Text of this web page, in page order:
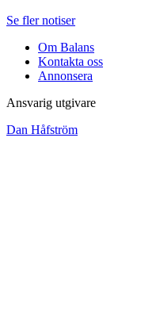
Se fler notiser
Om Balans
Kontakta oss
Annonsera
Ansvarig utgivare
Dan Håfström